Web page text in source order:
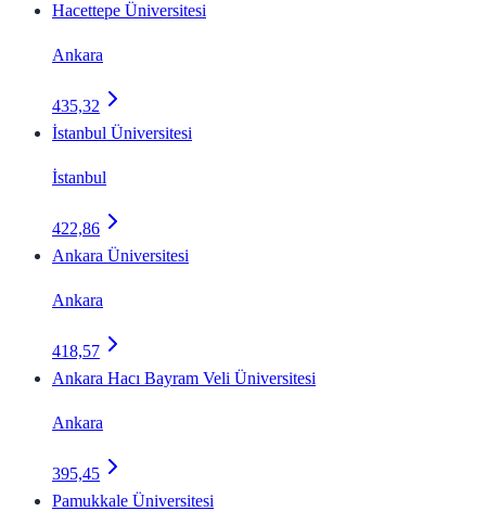
Hacettepe Üniversitesi
Ankara
435,32
İstanbul Üniversitesi
İstanbul
422,86
Ankara Üniversitesi
Ankara
418,57
Ankara Hacı Bayram Veli Üniversitesi
Ankara
395,45
Pamukkale Üniversitesi